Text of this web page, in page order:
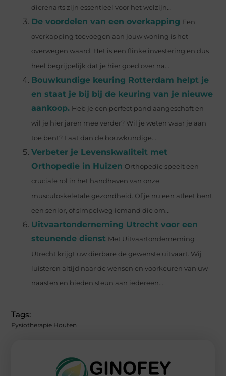
dierenarts zijn essentieel voor het welzijn...
De voordelen van een overkapping Een
overkapping toevoegen aan jouw woning is het
overwegen waard. Het is een flinke investering en dus
heel begrijpelijk dat je hier goed over na...
Bouwkundige keuring Rotterdam helpt je
en staat je bij bij de keuring van je nieuwe
aankoop. Heb je een perfect pand aangeschaft en
wil je hier jaren mee verder? Wil je weten waar je aan
toe bent? Laat dan de bouwkundige...
Verbeter je Levenskwaliteit met
Orthopedie in Huizen Orthopedie speelt een
cruciale rol in het handhaven van onze
musculoskeletale gezondheid. Of je nu een atleet bent,
een senior, of simpelweg iemand die om...
Uitvaartonderneming Utrecht voor een
steunende dienst Met Uitvaartonderneming
Utrecht krijgt uw dierbare de gewenste uitvaart. Wij
luisteren altijd naar de wensen en voorkeuren van uw
naasten en bieden steun aan iedereen...
Tags:
Fysiotherapie Houten